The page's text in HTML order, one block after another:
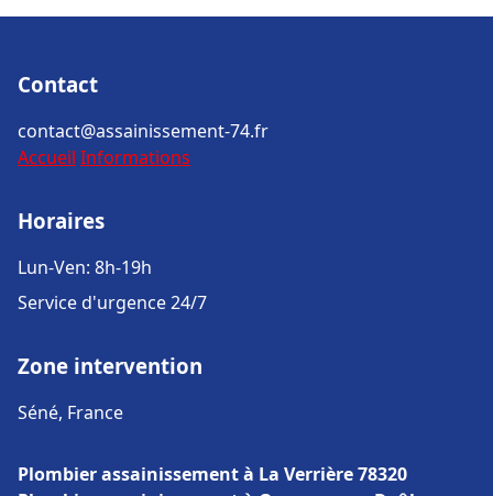
Contact
contact@assainissement-74.fr
Accueil Informations
Horaires
Lun-Ven: 8h-19h
Service d'urgence 24/7
Zone intervention
Séné, France
Plombier assainissement à La Verrière 78320